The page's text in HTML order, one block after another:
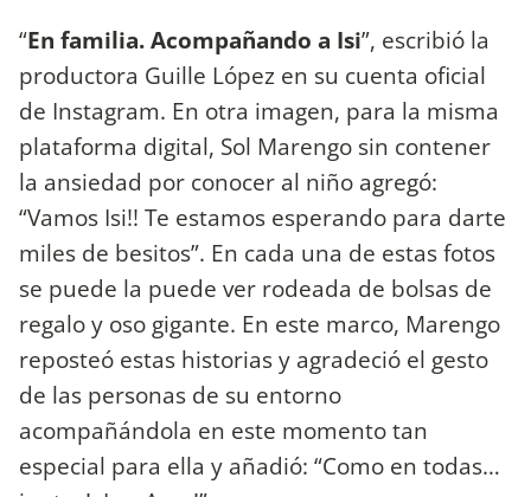
“En familia. Acompañando a Isi”, escribió la
productora Guille López en su cuenta oficial
de Instagram. En otra imagen, para la misma
plataforma digital, Sol Marengo sin contener
la ansiedad por conocer al niño agregó:
“Vamos Isi!! Te estamos esperando para darte
miles de besitos”. En cada una de estas fotos
se puede la puede ver rodeada de bolsas de
regalo y oso gigante. En este marco, Marengo
reposteó estas historias y agradeció el gesto
de las personas de su entorno
acompañándola en este momento tan
especial para ella y añadió: “Como en todas…